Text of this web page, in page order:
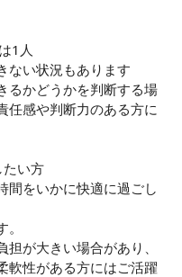
1人
ない状況もあります
るかどうかを判断する場
任感や判断力のある方に
たい方
間をいかに快適に過ごし
が大きい場合があり、
軟性がある方にはご活躍